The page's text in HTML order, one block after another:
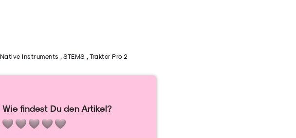
Native Instruments STEMS Traktor Pro 2
Wie findest Du den Artikel?